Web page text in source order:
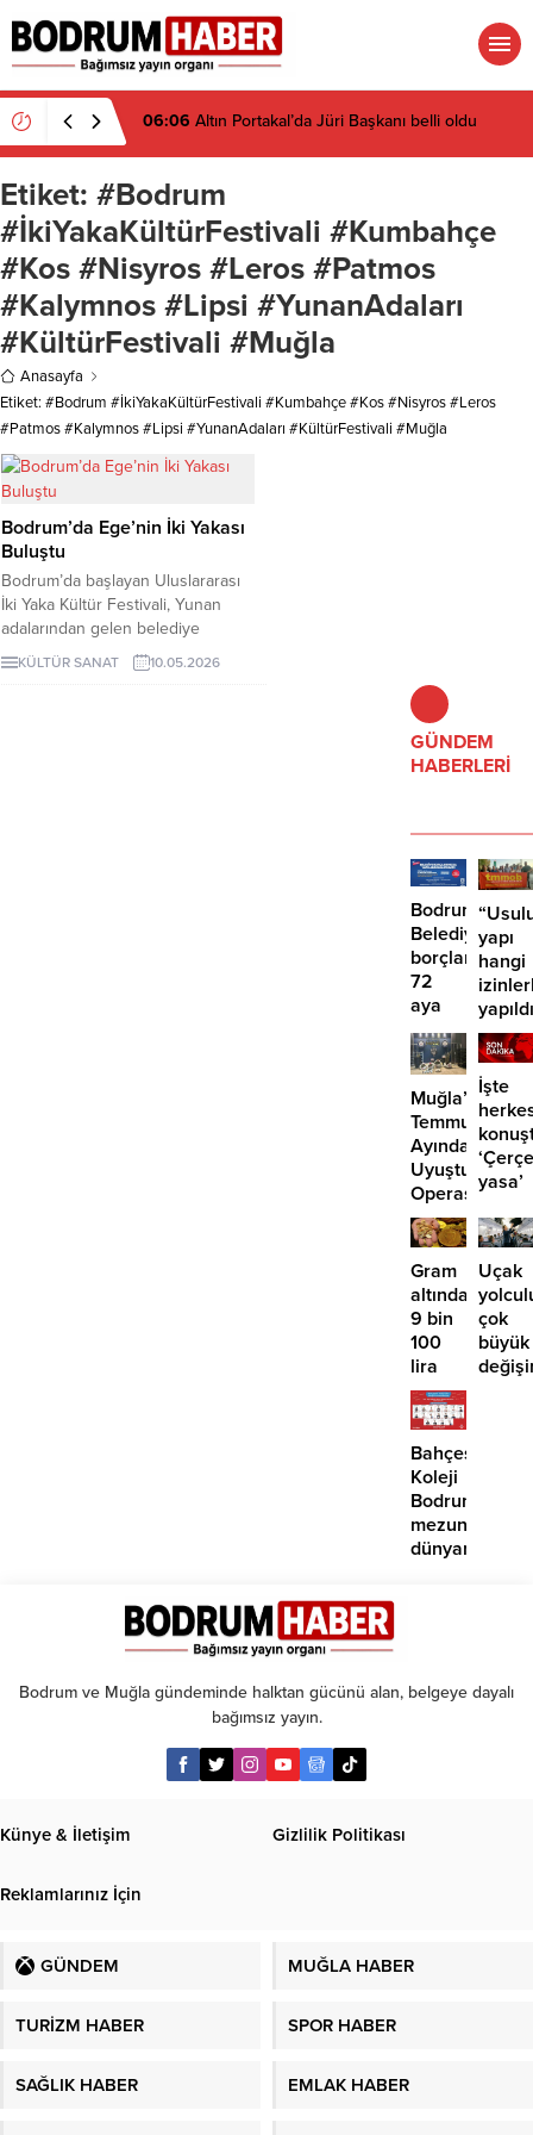
06:06 Altın Portakal’da Jüri Başkanı belli oldu
Etiket: #Bodrum
#İkiYakaKültürFestivali #Kumbahçe
#Kos #Nisyros #Leros #Patmos
#Kalymnos #Lipsi #YunanAdaları
#KültürFestivali #Muğla
Anasayfa
Etiket: #Bodrum #İkiYakaKültürFestivali #Kumbahçe #Kos #Nisyros #Leros
#Patmos #Kalymnos #Lipsi #YunanAdaları #KültürFestivali #Muğla
Bodrum’da Ege’nin İki Yakası
Buluştu
Bodrum’da başlayan Uluslararası
İki Yaka Kültür Festivali, Yunan
adalarından gelen belediye
başkanları ve halk oyunları
ekiplerinin katılımıyla renkli
KÜLTÜR SANAT 10.05.2026
GÜNDEM
HABERLERİ
Bodrum
borçlara
72
aya
kadar
taksit
yapı
hangi
Muğla’da
Temmuz
Ayında
Uyuşturucu
Operasyonu:
29
Tutuklama
İşte
yasa’
teklifi
Gram
altında
9 bin
100
lira
öngörüsü:
Yükseliş
için o
tarihe
işaret
edildi
Uçak
çok
büyük
Bahçeşehir
Koleji
Bodrum
mezunlarına
dünyanın
Bodrum ve Muğla gündeminde halktan gücünü alan, belgeye dayalı
bağımsız yayın.
Künye & İletişim Gizlilik Politikası
Reklamlarınız İçin
GÜNDEM MUĞLA HABER
TURİZM HABER SPOR HABER
SAĞLIK HABER EMLAK HABER